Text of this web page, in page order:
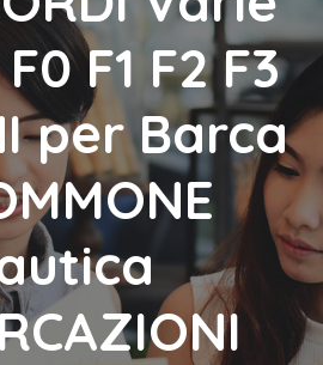
F1 F2 F3
per Barca